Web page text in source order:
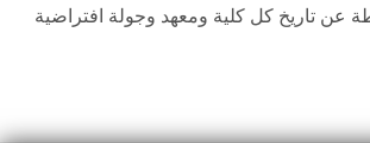
عن تاريخ كل كلية ومعهد وجولة افتراضية